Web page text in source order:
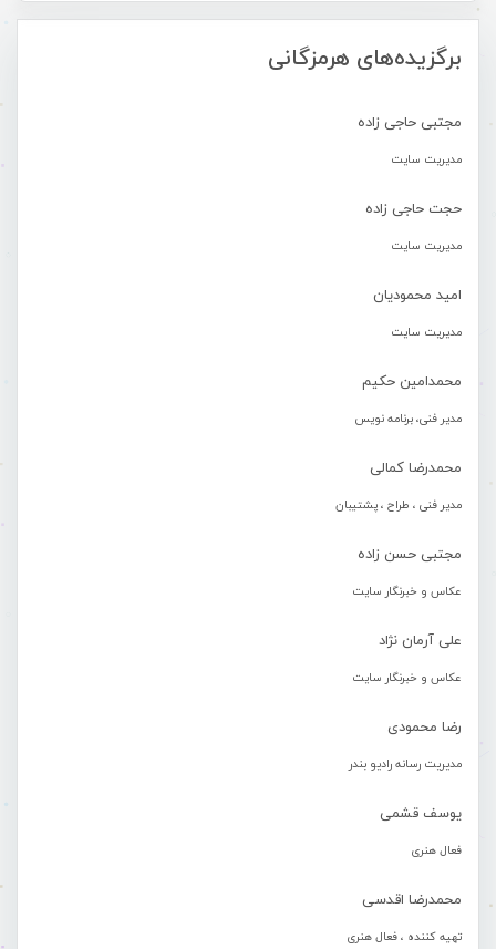
برگزیده‌های هرمزگانی
مجتبی حاجی زاده
مدیریت سایت
حجت حاجی زاده
مدیریت سایت
امید محمودیان
مدیریت سایت
محمدامین حکیم
مدیر فنی، برنامه نویس
محمدرضا کمالی
مدیر فنی ، طراح ، پشتیبان
مجتبی حسن زاده
عکاس و خبرنگار سایت
علی آرمان نژاد
عکاس و خبرنگار سایت
رضا محمودی
مدیریت رسانه رادیو بندر
یوسف قشمی
فعال هنری
محمدرضا اقدسی
تهیه کننده ، فعال هنری